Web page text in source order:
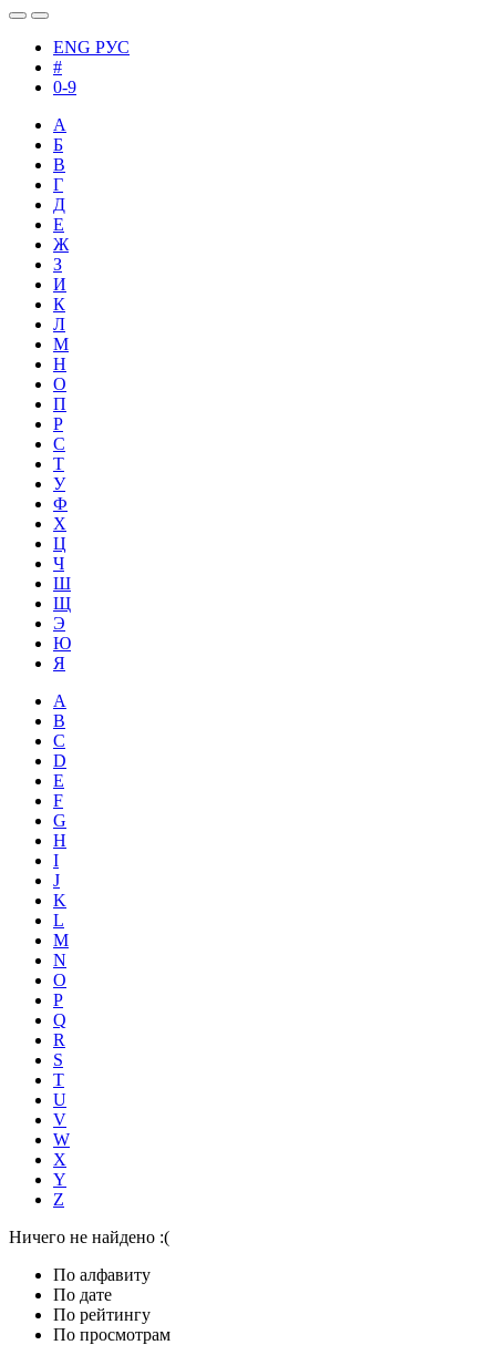
ENG РУС
#
0-9
А
Б
В
Г
Д
Е
Ж
З
И
К
Л
М
Н
О
П
Р
С
Т
У
Ф
Х
Ц
Ч
Ш
Щ
Э
Ю
Я
A
B
C
D
E
F
G
H
I
J
K
L
M
N
O
P
Q
R
S
T
U
V
W
X
Y
Z
Ничего не найдено :(
По алфавиту
По дате
По рейтингу
По просмотрам